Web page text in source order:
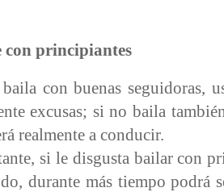
con principiantes
con buenas seguidoras,
excusas; si no baila
realmente a conducir.
si le disgusta bailar con
durante más tiempo podrá